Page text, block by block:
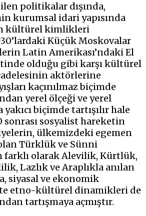
politikalar dışında,
kurumsal idari yapısında
kültürel kimlikleri
Küçük Moskovalar
LatinAmerikası’ndakiEl
olduğu gibi karşı kültürel
aktörlerine
kaçınılmaz biçimde
yerel ölçeği ve yerel
biçimde tartışılır hale
sosyalist hareketin
ülkemizdeki egemen
Türklük ve Sünni
farklı olarak Alevilik, Kürtlük,
Lazlık ve Araplıkla anılan
siyasal ve ekonomik
etno-kültürel dinamikleri de
tartışmaya açmıştır.